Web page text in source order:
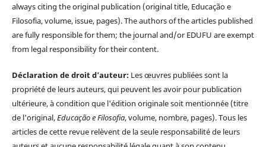
always citing the original publication (original title, Educação e
Filosofia, volume, issue, pages). The authors of the articles published
are fully responsible for them; the journal and/or EDUFU are exempt
from legal responsibility for their content.
Déclaration de droit d’auteur: Les œuvres publiées sont la
propriété de leurs auteurs, qui peuvent les avoir pour publication
ultérieure, à condition que l'édition originale soit mentionnée (titre
de l'original,Educação e Filosofia, volume, nombre, pages). Tous les
articles de cette revue relèvent de la seule responsabilité de leurs